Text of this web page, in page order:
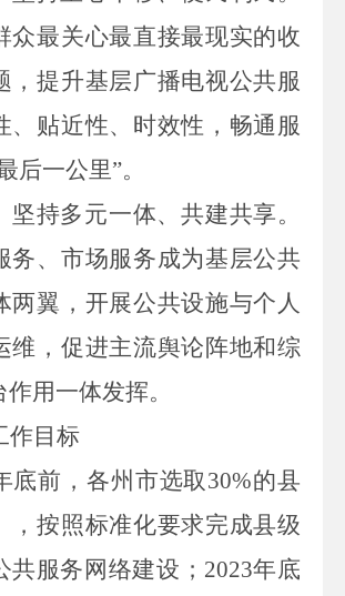
众最关心最直接最现实的收
，提升基层广播电视公共服
、贴近性、时效性，畅通服
后一公里”。
坚持多元一体、共建共享。
务、市场服务成为基层公共
两翼，开展公共设施与个人
维，促进主流舆论阵地和综
用一体发挥。
作目标
底前，各州市选取 30%的县
，按照标准化要求完成县级
共服务网络建设； 2023年底